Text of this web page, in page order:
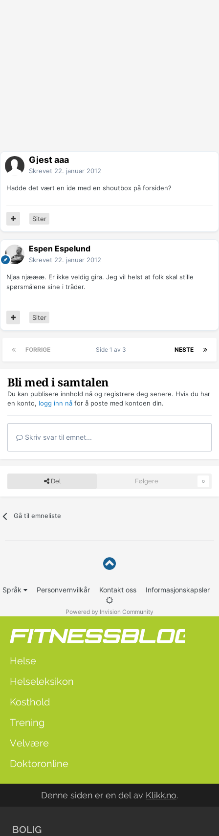
Gjest aaa
Skrevet 22. januar 2012
Hadde det vært en ide med en shoutbox på forsiden?
Siter
Espen Espelund
Skrevet 22. januar 2012
Njaa njæææ. Er ikke veldig gira. Jeg vil helst at folk skal stille
spørsmålene sine i tråder.
Siter
FORRIGE NESTE
Side 1 av 3
Bli med i samtalen
Du kan publisere innhold nå og registrere deg senere. Hvis du har
en konto, logg inn nå for å poste med kontoen din.
Skriv svar til emnet...
Del Følgere 0
Gå til emneliste
Språk Personvernvilkår Kontakt oss Informasjonskapsler
Powered by Invision Community
Helse
Helseleksikon
Kosthold
Trening
Velvære
Doktoronline
Denne siden er en del av Klikk.no.
BOLIG